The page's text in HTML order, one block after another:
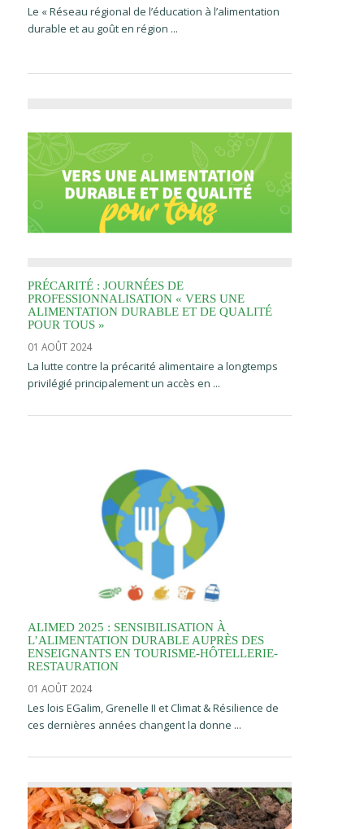
Le « Réseau régional de l’éducation à l’alimentation
durable et au goût en région ...
PRÉCARITÉ : JOURNÉES DE
PROFESSIONNALISATION « VERS UNE
ALIMENTATION DURABLE ET DE QUALITÉ
POUR TOUS »
01 AOÛT 2024
La lutte contre la précarité alimentaire a longtemps
privilégié principalement un accès en ...
ALIMED 2025 : SENSIBILISATION À
L’ALIMENTATION DURABLE AUPRÈS DES
ENSEIGNANTS EN TOURISME-HÔTELLERIE-
RESTAURATION
01 AOÛT 2024
Les lois EGalim, Grenelle II et Climat & Résilience de
ces dernières années changent la donne ...